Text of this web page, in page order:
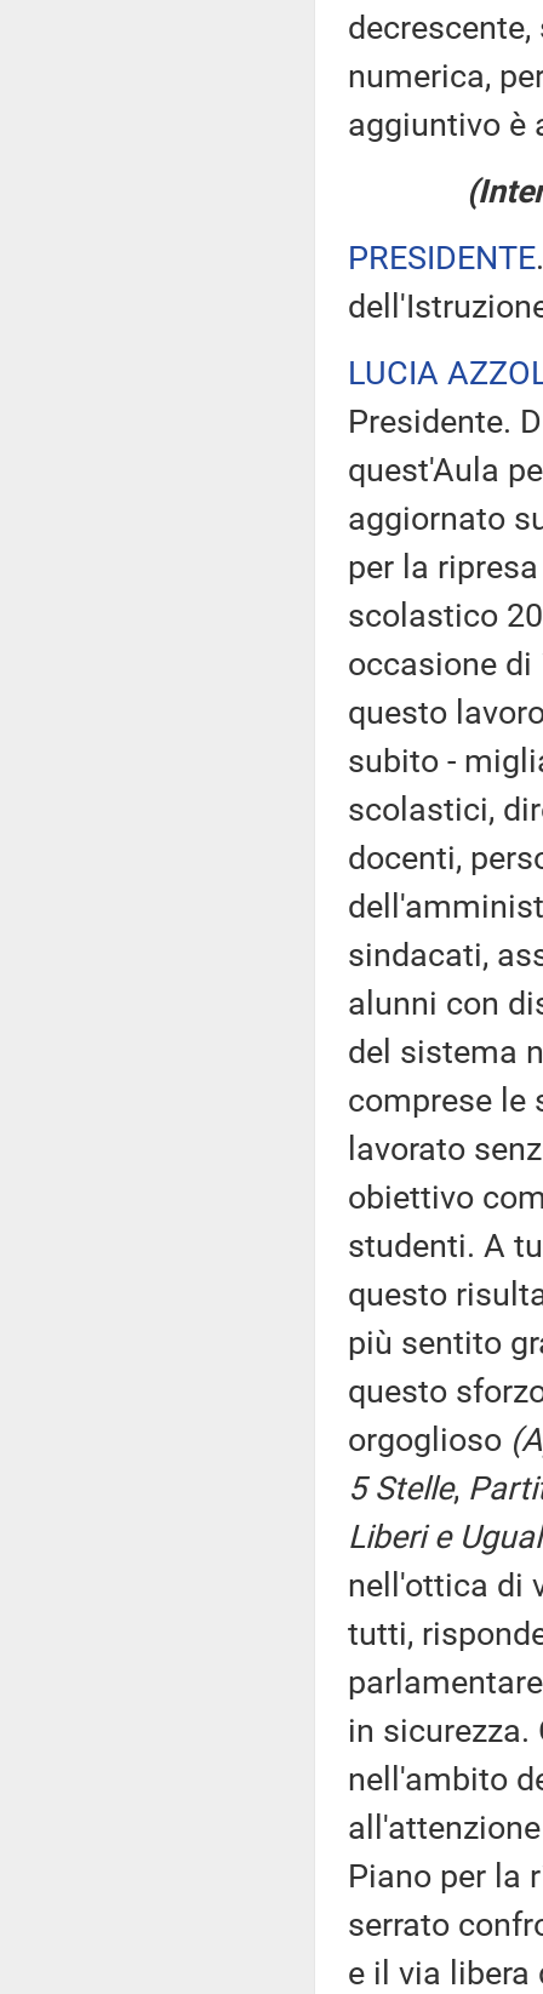
numerica,
aggiuntivo è
PRESIDENTE
LUCIA
Presidente.
quest'Aula
aggiornato
per la
scolastico
occasione
questo
subito -
scolastici,
docenti,
sindacati,
alunni con
del sistema
comprese le
lavorato
obiettivo
studenti. A
questo
più sentito
questo
orgoglioso
5 Stelle,
Liberi e
nell'ottica di
tutti,
in
nell'ambito
Piano per la
serrato
e il via libera